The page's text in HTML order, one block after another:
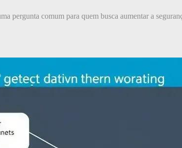
pergunta comum para quem busca aumentar a